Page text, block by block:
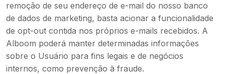
remoção de seu endereço de e-mail do nosso banco
de dados de marketing, basta acionar a funcionalidade
de opt-out contida nos próprios e-mails recebidos. A
Alboom poderá manter determinadas informações
sobre o Usuário para fins legais e de negócios
internos, como prevenção à fraude.